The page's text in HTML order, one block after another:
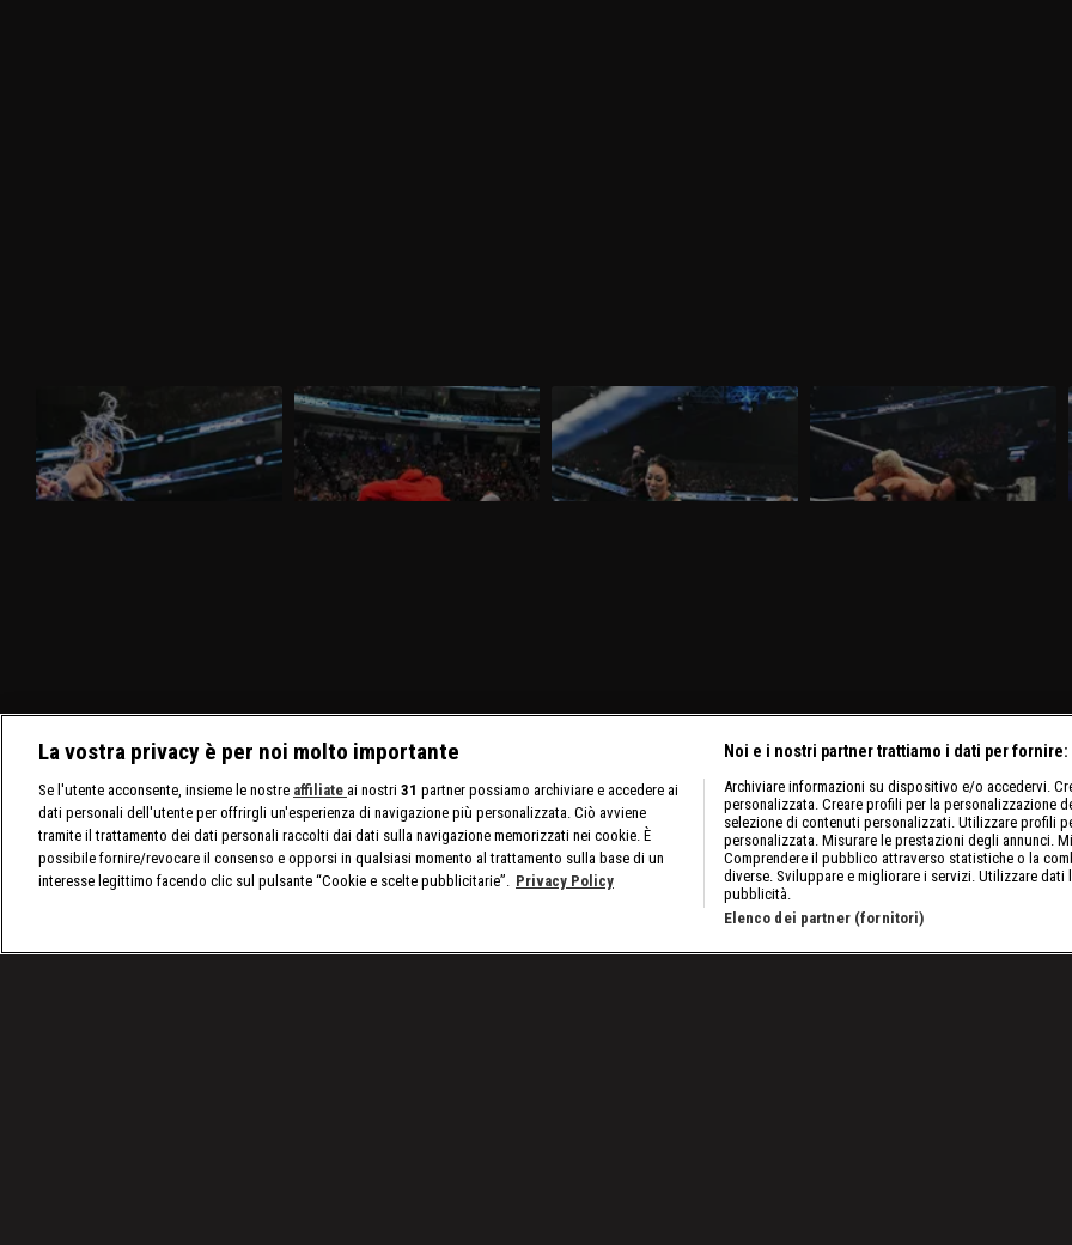
WWE SmackDown 27 marzo 2026:
Tiffany sfida Giulia
Nella puntata di SmackDown del 27
marzo, visibile su discovery+, Giulia e
Tiffany Stratton si sfidano in un Non Title
Match. Charlotte Flair e Alexa Bliss
WWE SmackDown 20 marzo 2026:
Drew e Jacob alla resa dei conti
Nella puntata di SmackDown del 20
marzo, visibile su discovery+, c'è il
match molto atteso fra Drew McIntyre e
Jacob Fatu. In palio sia i titoli tag team
WWE SmackDown 13 marzo 2026:
insidia Michin per Jade
Nella puntata di SmackDown del 13
marzo, visibile su discovery+, Cody
Rhodes e Randy Orton firmano il
contratto per il match di WrestleMania
WWE SmackDown 6 marzo 2026: è
ancora Drew contro Cody
Nella puntata di SmackDown del 6 marzo,
visibile su discovery+, Drew McIntyre
difende l'Undisputed WWE Championship
contro Cody Rhodes.
La vostra privacy è per noi molto importante
Se l'utente acconsente, insieme le nostre affiliate ai nostri 31 partner possiamo archiviare e accedere ai
dati personali dell'utente per offrirgli un'esperienza di navigazione più personalizzata. Ciò avviene
tramite il trattamento dei dati personali raccolti dai dati sulla navigazione memorizzati nei cookie. È
possibile fornire/revocare il consenso e opporsi in qualsiasi momento al trattamento sulla base di un
interesse legittimo facendo clic sul pulsante “Cookie e scelte pubblicitarie”. Privacy Policy
Noi e i nostri partner trattiamo i dati per fornire:
Archiviare informazioni su dispositivo e/o accedervi.
personalizzata. Creare profili per la personalizzazione
selezione di contenuti personalizzati. Utilizzare profili
personalizzata. Misurare le prestazioni degli annunci.
Comprendere il pubblico attraverso statistiche o la
diverse. Sviluppare e migliorare i servizi. Utilizzare dati
pubblicità.
Elenco dei partner (fornitori)